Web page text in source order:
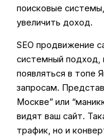
поисковые
увеличить доход.
SEO продвижение
системный подход,
появляться в топе
запросам.
Москве” или
видят ваш сайт.
трафик, но и